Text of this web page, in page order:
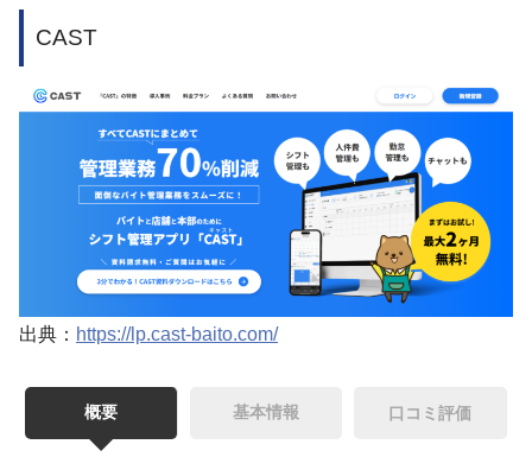
CAST
出典： https://lp.cast-baito.com/
概要 基本情報 口コミ評価